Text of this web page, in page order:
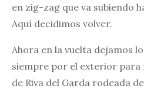
en zig-zag que va subiendo
Aquí decidimos volver.
Ahora en la vuelta dejamos
siempre por el exterior para
de Riva del Garda rodeada